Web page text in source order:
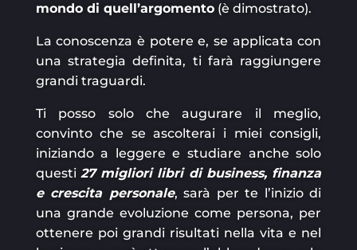
mondo di quell’argomento(è dimostrato).
La conoscenza è potere e, se applicata con
una strategia definita, ti farà raggiungere
grandi traguardi.
Ti posso solo che augurare il meglio,
convinto che se ascolterai i miei consigli,
iniziando a leggere e studiare anche solo
questi27 migliori libri di business, finanza
e crescita personale, sarà per te l’inizio di
una grande evoluzione come persona, per
ottenere poi grandi risultati nella vita e nel